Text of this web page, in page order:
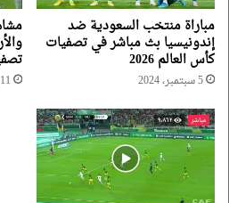
مباراة منتخب السعودية ضد
إندونيسيا بث مباشر في تصفيات
كأس العالم 2026
5 سبتمبر، 2024 11 يونيو، 2024